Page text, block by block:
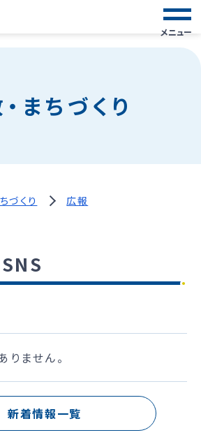
メニュー
まちづくり
づくり
広報
りません。
新着情報一覧